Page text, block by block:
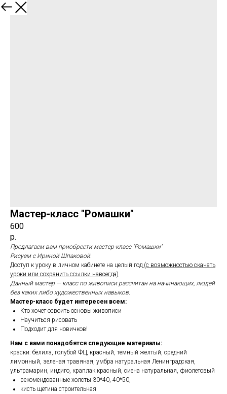
Закрыть
Мастер-класс "Ромашки"
600
р.
Предлагаем вам приобрести мастер-класс "Ромашки"
Рисуем с Ириной Шпаковой.
Доступ к уроку в личном кабинете на целый год (с возможностью скачать
уроки или сохранить ссылки навсегда)
Данный мастер — класс по живописи рассчитан на начинающих, людей
без каких либо художественных навыков.
Мастер-класс будет интересен всем:
Кто хочет освоить основы живописи
Научиться рисовать
Подходит для новичков!
Нам с вами понадобятся следующие материалы:
краски: белила, голубой ФЦ, красный, темный желтый, средний
лимонный, зеленая травяная, умбра натуральная Ленинградская,
ультрамарин, индиго, краплак красный, сиена натуральная, фиолетовый
рекомендованные холсты 30*40, 40*50,
кисть щетина строительная